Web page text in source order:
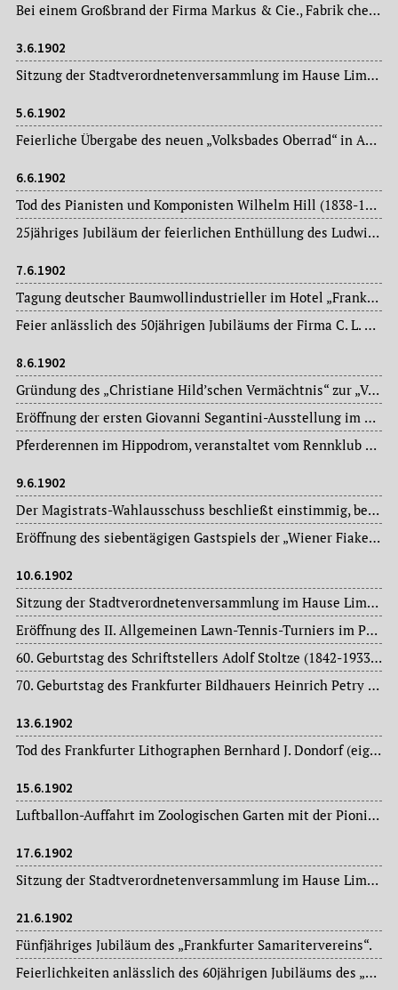
Bei einem Großbrand der Firma Markus & Cie., Fabrik chemisch-technischer Präparate, wird das in Fachwerk erbaute Fabrik- und Lagergebäude, eine etwa 25 Meter lange, zweigeschossige Halle, Opfer der Flammen. Personen kommen nicht zu Schaden. Der Sachschaden beträgt ca. 100.000.- Mark.
3.6.1902
Sitzung der Stadtverordnetenversammlung im Hause Limpurg: Magistratsvorlagen, Ausschussberichte.
5.6.1902
Feierliche Übergabe des neuen „Volksbades Oberrad“ in Anwesenheit von Oberbürgermeister Dr. Franz Adickes (1846-1915).
6.6.1902
Tod des Pianisten und Komponisten Wilhelm Hill (1838-1902), seit 1854 wohnhaft in Frankfurt am Main, Kompositionen: Duette und Lieder, Opern und Klavierstücke.
25jähriges Jubiläum der feierlichen Enthüllung des Ludwig Börne-Denkmals, 1877 in der Bockenheimer Anlage/Ecke Fellnerstraße errichtet – vom Kasseler Bildhauer Prof. Gustav Kaupert (1819-1897).
7.6.1902
Tagung deutscher Baumwollindustrieller im Hotel „Frankfurter Hof“.
Feier anlässlich des 50jährigen Jubiläums der Firma C. L. Wüst, Ludwig Paul, in Hausen.
8.6.1902
Gründung des „Christiane Hild’schen Vermächtnis“ zur „Verwendung für Lungenheilanstalten“ – eine unselbständige Stiftung der Stadt Frankfurt am Main (Stiftungskapital: 14.200.- Mark).
Eröffnung der ersten Giovanni Segantini-Ausstellung im Frankfurter Kunstverein.
Pferderennen im Hippodrom, veranstaltet vom Rennklub Frankfurt am Main.
9.6.1902
Der Magistrats-Wahlausschuss beschließt einstimmig, bei der Stadtverordnetenversammlung zu beantragen, Oberbürgermeister Dr. Franz Adickes (1846-1915) zur Wiederwahl auf weitere zwölf Jahre zu präsentieren.
Eröffnung des siebentägigen Gastspiels der „Wiener Fiaker- und Schrammeln-Gesellschaft“ im Hippodrom-Garten, danach – bis Ende des Monats – im Neuen Theaterrestaurant.
10.6.1902
Sitzung der Stadtverordnetenversammlung im Hause Limpurg: Magistratsvorlagen, Ausschussberichte.
Eröffnung des II. Allgemeinen Lawn-Tennis-Turniers im Palmengarten. Als Schirmherr fungiert Oberbürgermeister Dr. Franz Adickes (1846-1915).
60. Geburtstag des Schriftstellers Adolf Stoltze (1842-1933), Verfasser des 1887 im alten Frankfurter Komödienhaus am Roßmarkt uraufgeführten Frankfurter Lokalstücks „Alt-Frankfurt“.
70. Geburtstag des Frankfurter Bildhauers Heinrich Petry (1832-1904), Lehrer an der Bildhauerklasse des Städelschen Kunstinstituts, zahlreiche Denkmäler u.a. für Anton Kirchner, Bettine Brentano und Sebastian Rinz sowie Porträtbüsten, Figurengruppen für die Neue Börse, das Opernhaus und den Osthof im Rahmen der Rathauserweiterung.
13.6.1902
Tod des Frankfurter Lithographen Bernhard J. Dondorf (eigentl.: Doctor) (1809-1902), 1833 Gründung und Leitung (bis 1872) der Graphischen Verlagsanstalt Bernhard Dondorf.
15.6.1902
Luftballon-Auffahrt im Zoologischen Garten mit der Pionierin der Ballonfahrt, Käthchen Paulus (1868-1935) – erste deutsche Fallschirmspringerin.
17.6.1902
Sitzung der Stadtverordnetenversammlung im Hause Limpurg: Magistratsvorlagen, Ausschussberichte.
21.6.1902
Fünfjähriges Jubiläum des „Frankfurter Samaritervereins“.
Feierlichkeiten anlässlich des 60jährigen Jubiläums des „Hermannvereins Sachsenhausen“.